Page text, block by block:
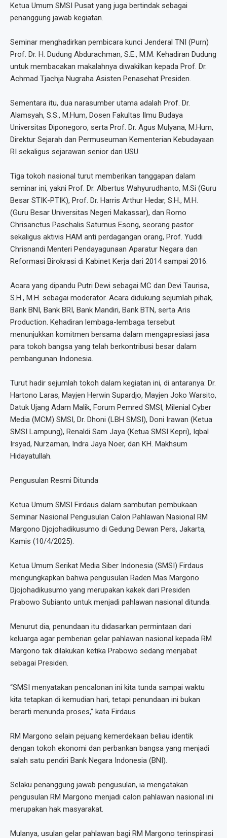
Ketua Umum SMSI Pusat yang juga bertindak sebagai
penanggung jawab kegiatan.
Seminar menghadirkan pembicara kunci Jenderal TNI (Purn)
Prof. Dr. H. Dudung Abdurachman, S.E., M.M. Kehadiran Dudung
untuk membacakan makalahnya diwakilkan kepada Prof. Dr.
Achmad Tjachja Nugraha Asisten Penasehat Presiden.
Sementara itu, dua narasumber utama adalah Prof. Dr.
Alamsyah, S.S., M.Hum, Dosen Fakultas Ilmu Budaya
Universitas Diponegoro, serta Prof. Dr. Agus Mulyana, M.Hum,
Direktur Sejarah dan Permuseuman Kementerian Kebudayaan
RI sekaligus sejarawan senior dari USU.
Tiga tokoh nasional turut memberikan tanggapan dalam
seminar ini, yakni Prof. Dr. Albertus Wahyurudhanto, M.Si (Guru
Besar STIK-PTIK), Prof. Dr. Harris Arthur Hedar, S.H., M.H.
(Guru Besar Universitas Negeri Makassar), dan Romo
Chrisanctus Paschalis Saturnus Esong, seorang pastor
sekaligus aktivis HAM anti perdagangan orang, Prof. Yuddi
Chrisnandi Menteri Pendayagunaan Aparatur Negara dan
Reformasi Birokrasi di Kabinet Kerja dari 2014 sampai 2016.
Acara yang dipandu Putri Dewi sebagai MC dan Devi Taurisa,
S.H., M.H. sebagai moderator. Acara didukung sejumlah pihak,
Bank BNI, Bank BRI, Bank Mandiri, Bank BTN, serta Aris
Production. Kehadiran lembaga-lembaga tersebut
menunjukkan komitmen bersama dalam mengapresiasi jasa
para tokoh bangsa yang telah berkontribusi besar dalam
pembangunan Indonesia.
Turut hadir sejumlah tokoh dalam kegiatan ini, di antaranya: Dr.
Hartono Laras, Mayjen Herwin Supardjo, Mayjen Joko Warsito,
Datuk Ujang Adam Malik, Forum Pemred SMSI, Milenial Cyber
Media (MCM) SMSI, Dr. Dhoni (LBH SMSI), Doni Irawan (Ketua
SMSI Lampung), Renaldi Sam Jaya (Ketua SMSI Kepri), Iqbal
Irsyad, Nurzaman, Indra Jaya Noer, dan KH. Makhsum
Hidayatullah.
Pengusulan Resmi Ditunda
Ketua Umum SMSI Firdaus dalam sambutan pembukaan
Seminar Nasional Pengusulan Calon Pahlawan Nasional RM
Margono Djojohadikusumo di Gedung Dewan Pers, Jakarta,
Kamis (10/4/2025).
Ketua Umum Serikat Media Siber Indonesia (SMSI) Firdaus
mengungkapkan bahwa pengusulan Raden Mas Margono
Djojohadikusumo yang merupakan kakek dari Presiden
Prabowo Subianto untuk menjadi pahlawan nasional ditunda.
Menurut dia, penundaan itu didasarkan permintaan dari
keluarga agar pemberian gelar pahlawan nasional kepada RM
Margono tak dilakukan ketika Prabowo sedang menjabat
sebagai Presiden.
“SMSI menyatakan pencalonan ini kita tunda sampai waktu
kita tetapkan di kemudian hari, tetapi penundaan ini bukan
berarti menunda proses,” kata Firdaus
RM Margono selain pejuang kemerdekaan beliau identik
dengan tokoh ekonomi dan perbankan bangsa yang menjadi
salah satu pendiri Bank Negara Indonesia (BNI).
Selaku penanggung jawab pengusulan, ia mengatakan
pengusulan RM Margono menjadi calon pahlawan nasional ini
merupakan hak masyarakat.
Mulanya, usulan gelar pahlawan bagi RM Margono terinspirasi